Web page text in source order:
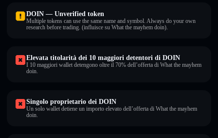
DOIN — Unverified token
Multiple tokens can use the same name and symbol. Always do your own
research before trading. (influisce su What the mayhem doin).
Elevata titolarità dei 10 maggiori detentori di DOIN
I 10 maggiori wallet detengono oltre il 70% dell’offerta di What the mayhem
doin.
Singolo proprietario dei DOIN
Un solo wallet detiene un importo elevato dell’offerta di What the mayhem
doin.